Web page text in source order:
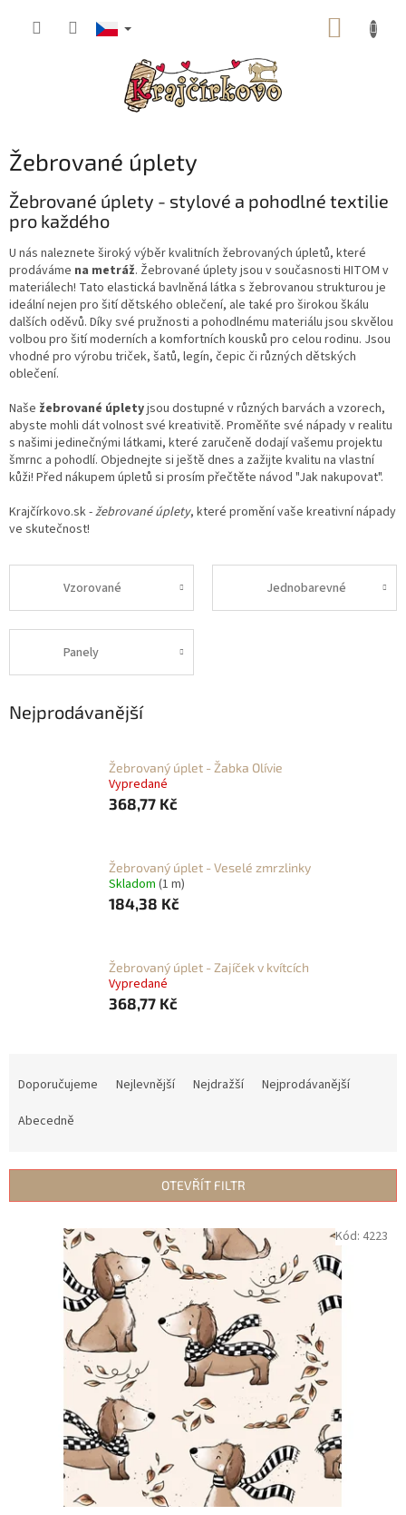
Žebrované úplety
Žebrované úplety - stylové a pohodlné textilie
pro každého
U nás naleznete široký výběr kvalitních žebrovaných úpletů, které
prodáváme na metráž. Žebrované úplety jsou v současnosti HITOM v
materiálech! Tato elastická bavlněná látka s žebrovanou strukturou je
ideální nejen pro šití dětského oblečení, ale také pro širokou škálu
dalších oděvů. Díky své pružnosti a pohodlnému materiálu jsou skvělou
volbou pro šití moderních a komfortních kousků pro celou rodinu. Jsou
vhodné pro výrobu triček, šatů, legín, čepic či různých dětských
oblečení.
Naše žebrované úpletyjsou dostupné v různých barvách a vzorech,
abyste mohli dát volnost své kreativitě. Proměňte své nápady v realitu
s našimi jedinečnými látkami, které zaručeně dodají vašemu projektu
šmrnc a pohodlí. Objednejte si ještě dnes a zažijte kvalitu na vlastní
kůži! Před nákupem úpletů si prosím přečtěte návod "Jak nakupovat".
Krajčírkovo.sk -žebrované úplety, které promění vaše kreativní nápady
ve skutečnost!
Vzorované Jednobarevné
Panely
Nejprodávanější
Žebrovaný úplet - Žabka Olívie
Vypredané
368,77 Kč
Žebrovaný úplet - Veselé zmrzlinky
Skladom (1 m)
184,38 Kč
Žebrovaný úplet - Zajíček v kvítcích
Vypredané
368,77 Kč
r
Doporučujeme Nejlevnější Nejdražší
Nejprodávanější
Abecedně
OTEVŘÍT FILTR
Kód: 4223